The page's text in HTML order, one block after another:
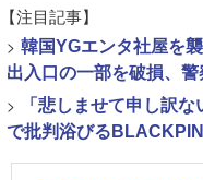
【注目記事】
> 韓国YGエンタ社屋を
出入口の一部を破損、
>
「悲しませて申し訳
で批判浴びる